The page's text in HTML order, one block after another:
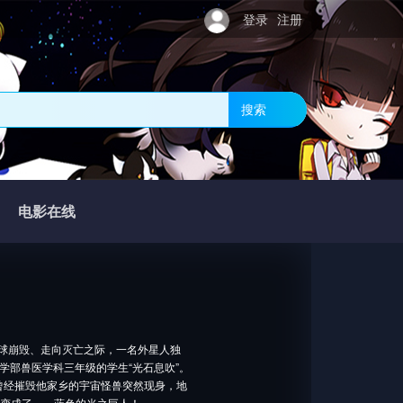
登录 注册
搜索
电影在线
崩毁、走向灭亡之际，一名外星人独
兽医学科三年级的学生“光石息吹”。
摧毁他家乡的宇宙怪兽突然现身，地